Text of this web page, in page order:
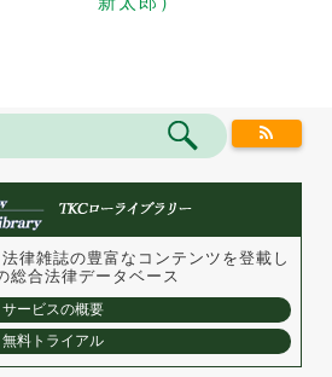
律雑誌の豊富なコンテンツを登載し
総合法律データベース
サービスの概要
無料トライアル